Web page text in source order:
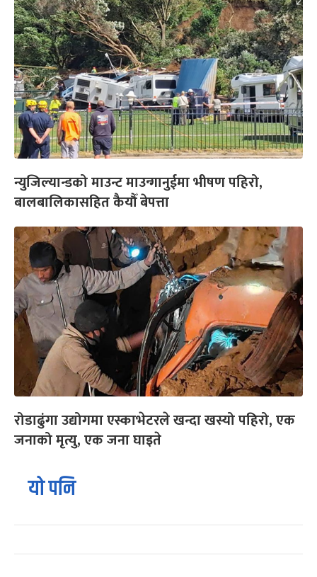
न्युजिल्यान्डको माउन्ट माउन्गानुईमा भीषण पहिरो,
बालबालिकासहित कैयौँ बेपत्ता
रोडाढुंगा उद्योगमा एस्काभेटरले खन्दा खस्यो पहिरो, एक
जनाको मृत्यु, एक जना घाइते
यो पनि